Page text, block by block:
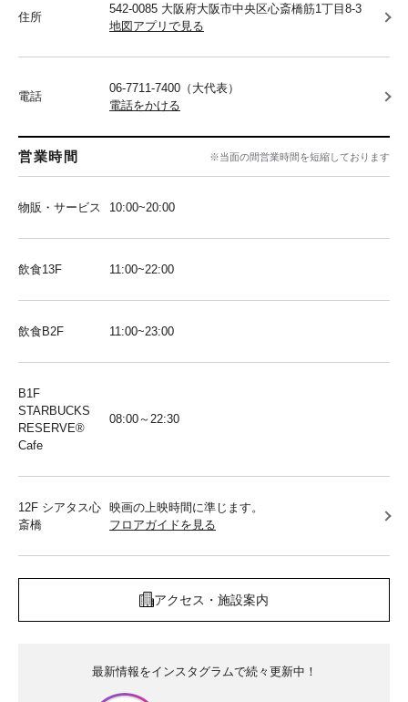
住所
542-0085 大阪府大阪市中央区心斎橋筋1丁目8-3
地図アプリで見る
電話
06-7711-7400（大代表）
電話をかける
営業時間 ※当面の間営業時間を短縮しております
物販・サービス 10:00~20:00
飲食13F 11:00~22:00
飲食B2F 11:00~23:00
B1F
STARBUCKS
RESERVE®︎
Cafe
08:00～22:30
12F シアタス心
斎橋
映画の上映時間に準じます。
フロアガイドを見る
アクセス・施設案内
最新情報をインスタグラムで続々更新中！